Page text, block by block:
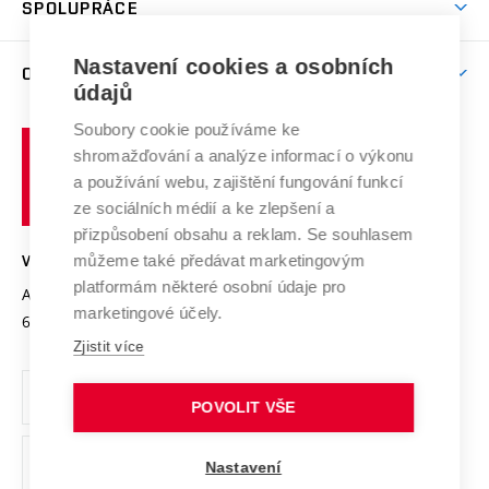
Brno
Celoživotní vzdělávání
E-přihláška
Závěrečné práce
Doktorské studium
Studium bez bariér
Podpora podnikání
Mezinárodní vědecká rada
Systém zajišťování kvality výzkumu
Výzkumné infrastruktury
Transfer znalostí
Open Science
Projekty
Projekty ze strukturálních fondů
Specifický výzkum
SPOLUPRÁCE
Firemní spolupráce
Zahraniční spolupráce
Spolupráce se školami
Služby univerzity
Mezinárodní dohody
Univerzitní sítě
O UNIVERZITĚ
Profil univerzity
Udržitelná univerzita
Podnikavá univerzita / ContriBUTe
Bezpečná univerzita
Vyznamenání
Organizační struktura
Ochrana osobních údajů
odkaz)
učení
technické
Brně
VYSOKÉ UČENÍ TECHNICKÉ V BRNĚ
Antonínská 548/1
602 00 Brno
www.vut.cz
vut@vutbr.cz
Nastavení cookies a osobních
údajů
Soubory cookie používáme ke
shromažďování a analýze informací o výkonu
a používání webu, zajištění fungování funkcí
ze sociálních médií a ke zlepšení a
přizpůsobení obsahu a reklam. Se souhlasem
můžeme také předávat marketingovým
platformám některé osobní údaje pro
marketingové účely.
Zjistit více
POVOLIT VŠE
Nastavení